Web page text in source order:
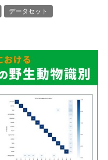
ハクビシン対策の決定版「ハ
クビシン被害を減らすため
に」【2024年版】
データセット